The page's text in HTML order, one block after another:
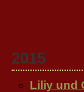
2015
Liliy und